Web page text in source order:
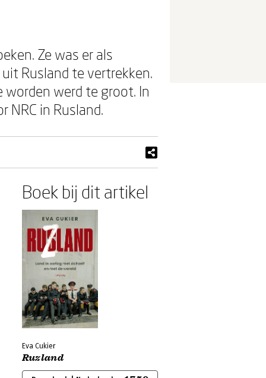
Ze was er als
Rusland te vertrekken.
werd te groot. In
NRC in Rusland.
Boek bij dit artikel
Eva Cukier
Ruzland